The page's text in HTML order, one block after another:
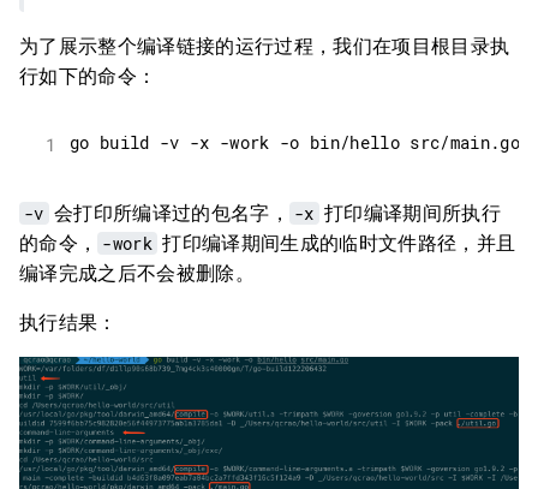
为了展示整个编译链接的运行过程，我们在项目根目录执
行如下的命令：
-v 会打印所编译过的包名字， -x 打印编译期间所执行
的命令，
-work 打印编译期间生成的临时文件路径，并且
编译完成之后不会被删除。
执行结果：